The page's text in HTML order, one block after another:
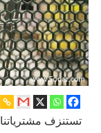
تستنزف